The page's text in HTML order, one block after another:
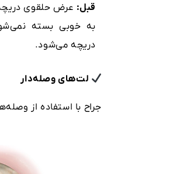
قبل: عرض حلقوی
به خوبی بسته
دریچه می‌شود.
لت‌های وصله‌دار
جراح با استفاده از